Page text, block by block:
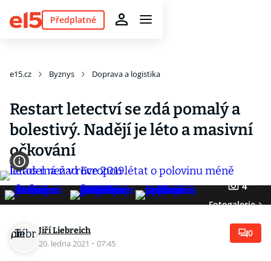
Předplatné
e15.cz Byznys Doprava a logistika
Restart letectví se zdá pomalý a
bolestivý. Nadějí je léto a masivní
očkování
4
Fotogalerie
Jiří Liebreich
20. ledna 2021 · 07:45
0